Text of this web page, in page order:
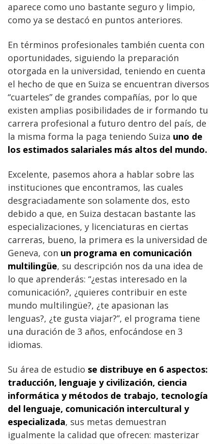
aparece como uno bastante seguro y limpio,
como ya se destacó en puntos anteriores.
En términos profesionales también cuenta con
oportunidades, siguiendo la preparación
otorgada en la universidad, teniendo en cuenta
el hecho de que en Suiza se encuentran diversos
“cuarteles” de grandes compañías, por lo que
existen amplias posibilidades de ir formando tu
carrera profesional a futuro dentro del país, de
la misma forma la paga teniendo Suiza uno de
los estimados salariales más altos del mundo.
Excelente, pasemos ahora a hablar sobre las
instituciones que encontramos, las cuales
desgraciadamente son solamente dos, esto
debido a que, en Suiza destacan bastante las
especializaciones, y licenciaturas en ciertas
carreras, bueno, la primera es la universidad de
Geneva, con un programa en comunicación
multilingüe, su descripción nos da una idea de
lo que aprenderás: “¿estas interesado en la
comunicación?, ¿quieres contribuir en este
mundo multilingüe?, ¿te apasionan las
lenguas?, ¿te gusta viajar?”, el programa tiene
una duración de 3 años, enfocándose en 3
idiomas.
Su área de estudio se distribuye en 6 aspectos:
traducción, lenguaje y civilización, ciencia
informática y métodos de trabajo, tecnología
del lenguaje, comunicación intercultural y
especializada, sus metas demuestran
igualmente la calidad que ofrecen: masterizar